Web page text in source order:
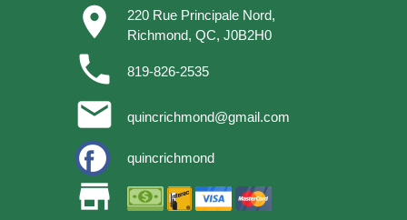
place
220 Rue Principale Nord,
Richmond, QC, J0B2H0
phone 819-826-2535
email quincrichmond@gmail.com
quincrichmond
store